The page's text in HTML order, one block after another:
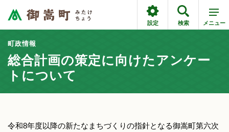
設定 検索 メニュー
町政情報
総合計画の策定に向けたアンケー
トについて
令和8年度以降の新たなまちづくりの指針となる御嵩町第六次